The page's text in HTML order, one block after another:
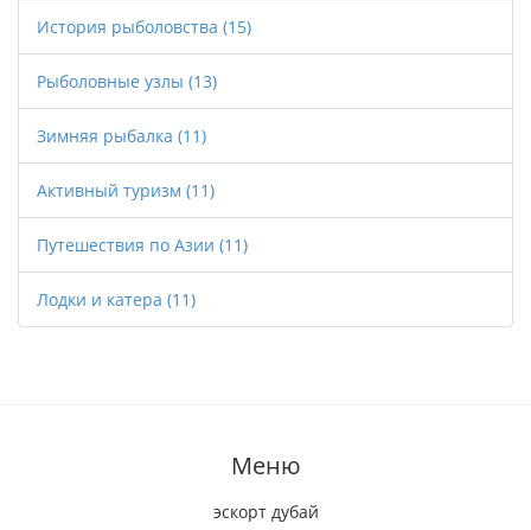
История рыболовства (15)
Рыболовные узлы (13)
Зимняя рыбалка (11)
Активный туризм (11)
Путешествия по Азии (11)
Лодки и катера (11)
Меню
эскорт дубай